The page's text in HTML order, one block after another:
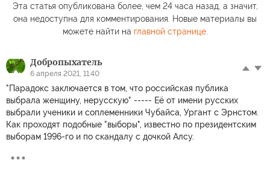
Эта статья опубликована более, чем 24 часа назад, а значит,
она недоступна для комментирования. Новые материалы вы
можете найти на главной странице.
Добропыхатель
6 апреля 2021, 11:40
"Парадокс заключается в том, что российская публика
выбрала женщину, нерусскую" ----- Её от имени русских
выбрали ученики и соплеменники Чубайса, Ургант с Эрнстом.
Как проходят подобные "выборы", известно по президентским
выборам 1996-го и по скандалу с дочкой Алсу.